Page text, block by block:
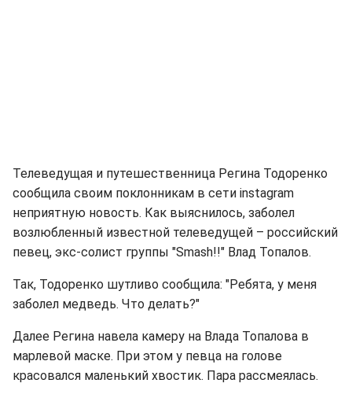
Телеведущая и путешественница Регина Тодоренко
сообщила своим поклонникам в сети instagram
неприятную новость. Как выяснилось, заболел
возлюбленный известной телеведущей – российский
певец, экс-солист группы "Smash!!" Влад Топалов.
Так, Тодоренко шутливо сообщила: "Ребята, у меня
заболел медведь. Что делать?"
Далее Регина навела камеру на Влада Топалова в
марлевой маске. При этом у певца на голове
красовался маленький хвостик. Пара рассмеялась.